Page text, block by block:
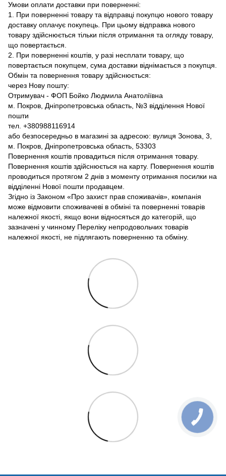
Умови оплати доставки при поверненні:
1. При поверненні товару та відправці покупцю нового товару
доставку оплачує покупець. При цьому відправка нового
товару здійснюється тільки після отримання та огляду товару,
що повертається.
2. При поверненні коштів, у разі несплати товару, що
повертається покупцем, сума доставки віднімається з покупця.
Обмін та повернення товару здійснюється:
через Нову пошту:
Отримувач - ФОП Бойко Людмила Анатоліївна
м. Покров, Дніпропетровська область, №3 відділення Нової
пошти
тел. +380988116914
або безпосередньо в магазині за адресою: вулиця Зонова, 3,
м. Покров, Дніпропетровська область, 53303
Повернення коштів провадиться після отримання товару.
Повернення коштів здійснюється на карту. Повернення коштів
проводиться протягом 2 днів з моменту отримання посилки на
відділенні Нової пошти продавцем.
Згідно із Законом «Про захист прав споживачів», компанія
може відмовити споживачеві в обміні та поверненні товарів
належної якості, якщо вони відносяться до категорій, що
зазначені у чинному Переліку непродовольчих товарів
належної якості, не підлягають поверненню та обміну.